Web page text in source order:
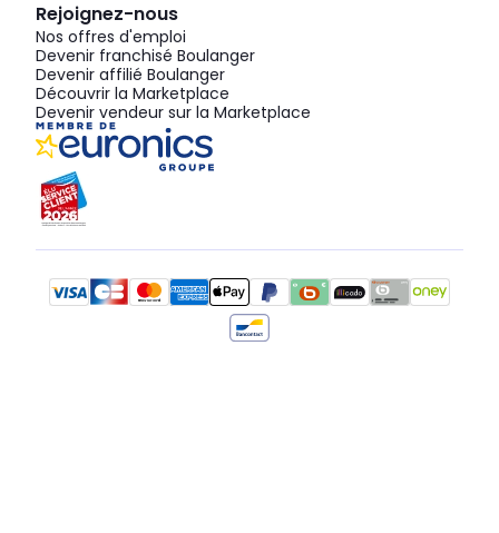
Rejoignez-nous
Nos offres d'emploi
Devenir franchisé Boulanger
Devenir affilié Boulanger
Découvrir la Marketplace
Devenir vendeur sur la Marketplace